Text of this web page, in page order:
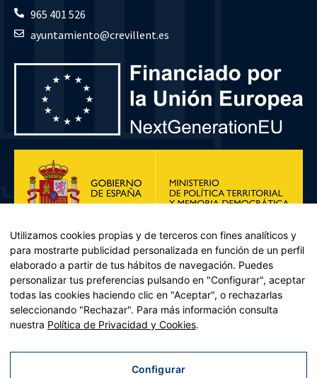
965 401 526
ayuntamiento@crevillent.es
Plan de Recuperación, Transformación y Resiliencia – Financiado por
Recuperación y resiliencia, establecido por el Reglamento (UE)
2021/241 del Parlamento Europeo y del Consejo, de 12 de febrero
Utilizamos cookies propias y de terceros con fines analíticos y
para mostrarte publicidad personalizada en función de un perfil
elaborado a partir de tus hábitos de navegación. Puedes
personalizar tus preferencias pulsando en "Configurar", aceptar
todas las cookies haciendo clic en "Aceptar", o rechazarlas
seleccionando "Rechazar". Para más información consulta
nuestra Política de Privacidad y Cookies.
Configurar